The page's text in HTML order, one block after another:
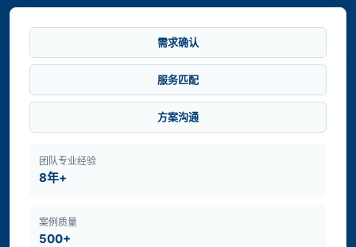
需求确认
服务匹配
方案沟通
团队专业经验
8年+
案例质量
500+